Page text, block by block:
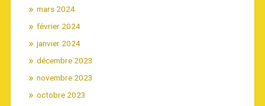
mars 2024
février 2024
janvier 2024
décembre 2023
novembre 2023
octobre 2023